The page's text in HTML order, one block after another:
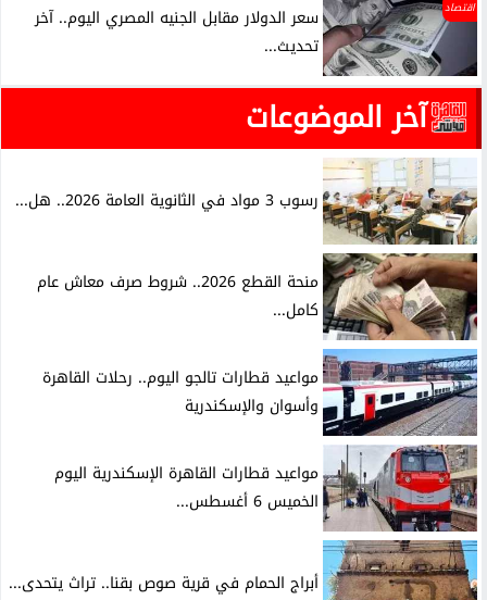
اقتصاد
سعر الدولار مقابل الجنيه المصري اليوم.. آخر
تحديث...
آخر الموضوعات
رسوب 3 مواد في الثانوية العامة 2026.. هل...
منحة القطع 2026.. شروط صرف معاش عام
كامل...
مواعيد قطارات تالجو اليوم.. رحلات القاهرة
وأسوان والإسكندرية
مواعيد قطارات القاهرة الإسكندرية اليوم
الخميس 6 أغسطس...
أبراج الحمام في قرية صوص بقنا.. تراث يتحدى...